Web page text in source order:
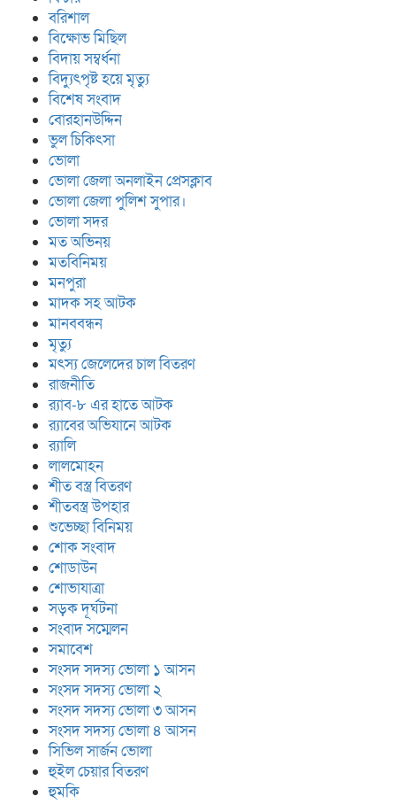
বরিশাল
বিক্ষোভ মিছিল
বিদায় সম্বর্ধনা
বিদ্যুৎপৃষ্ট হয়ে মৃত্যু
বিশেষ সংবাদ
বোরহানউদ্দিন
ভুল চিকিৎসা
ভোলা
ভোলা জেলা অনলাইন প্রেসক্লাব
ভোলা জেলা পুলিশ সুপার।
ভোলা সদর
মত অভিনয়
মতবিনিময়
মনপুরা
মাদক সহ আটক
মানববন্ধন
মৃত্যু
মৎস্য জেলেদের চাল বিতরণ
রাজনীতি
র‍্যাব-৮ এর হাতে আটক
র‍্যাবের অভিযানে আটক
র‍্যালি
লালমোহন
শীত বস্ত্র বিতরণ
শীতবস্ত্র উপহার
শুভেচ্ছা বিনিময়
শোক সংবাদ
শোডাউন
শোভাযাত্রা
সড়ক দূর্ঘটনা
সংবাদ সম্মেলন
সমাবেশ
সংসদ সদস্য ভোলা ১ আসন
সংসদ সদস্য ভোলা ২
সংসদ সদস্য ভোলা ৩ আসন
সংসদ সদস্য ভোলা ৪ আসন
সিভিল সার্জন ভোলা
হুইল চেয়ার বিতরণ
হুমকি